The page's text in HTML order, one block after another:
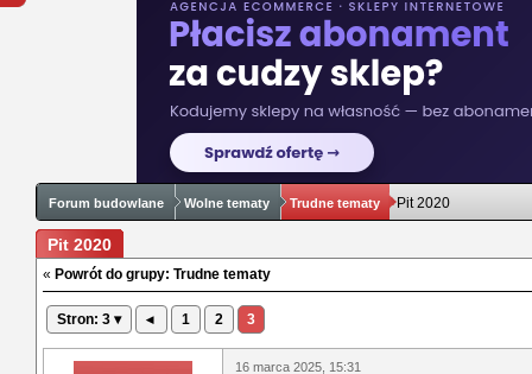
Forum budowlane Wolne tematy Trudne tematy Pit 2020
Pit 2020
« Powrót do grupy: Trudne tematy
Stron: 3 ▾ ◂ 1 2 3
16 marca 2025, 15:31